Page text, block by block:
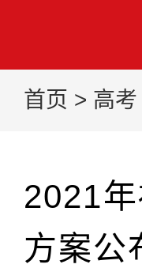
首页 > 高考
2021
方案公